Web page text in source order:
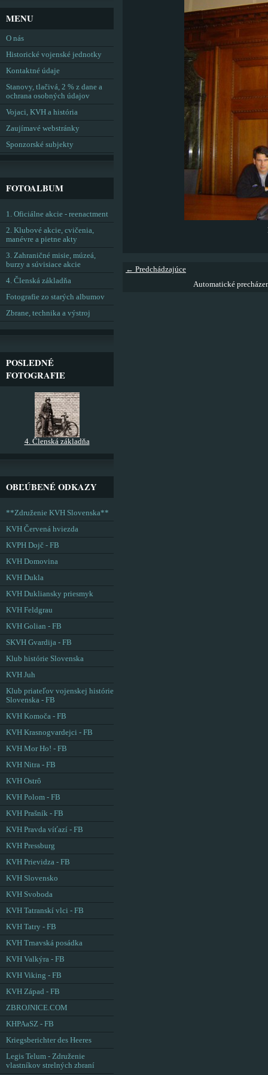
← Predchádzajúce
Automatické
MENU
O nás
Historické vojenské jednotky
Kontaktné údaje
Stanovy, tlačivá, 2 % z dane a
ochrana osobných údajov
Vojaci, KVH a história
Zaujímavé webstránky
Sponzorské subjekty
FOTOALBUM
1. Oficiálne akcie - reenactment
2. Klubové akcie, cvičenia,
manévre a pietne akty
3. Zahraničné misie, múzeá,
burzy a súvisiace akcie
4. Členská základňa
Fotografie zo starých albumov
Zbrane, technika a výstroj
POSLEDNÉ
FOTOGRAFIE
4. Členská základňa
OBĽÚBENÉ ODKAZY
**Združenie KVH Slovenska**
KVH Červená hviezda
KVPH Dojč - FB
KVH Domovina
KVH Dukla
KVH Dukliansky priesmyk
KVH Feldgrau
KVH Golian - FB
SKVH Gvardija - FB
Klub histórie Slovenska
KVH Juh
Klub priateľov vojenskej histórie
Slovenska - FB
KVH Komoča - FB
KVH Krasnogvardejci - FB
KVH Mor Ho! - FB
KVH Nitra - FB
KVH Ostrô
KVH Polom - FB
KVH Prašník - FB
KVH Pravda víťazí - FB
KVH Pressburg
KVH Prievidza - FB
KVH Slovensko
KVH Svoboda
KVH Tatranskí vlci - FB
KVH Tatry - FB
KVH Trnavská posádka
KVH Valkýra - FB
KVH Viking - FB
KVH Západ - FB
ZBROJNICE.COM
KHPAaSZ - FB
Kriegsberichter des Heeres
Legis Telum - Združenie
vlastníkov strelných zbraní